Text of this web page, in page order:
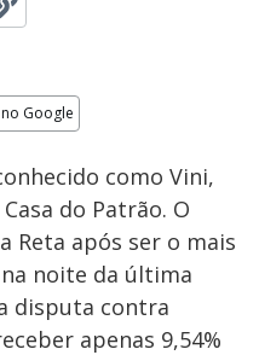
Google
como Vini,
do Patrão. O
Reta após ser o mais
noite da última
disputa contra
apenas 9,54%